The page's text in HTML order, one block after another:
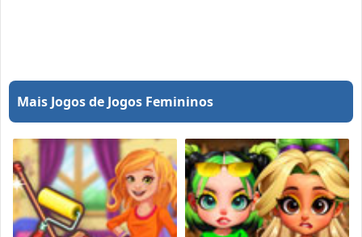
Mais Jogos de Jogos Femininos